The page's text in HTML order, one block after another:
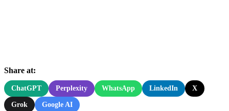
Share at:
ChatGPT Perplexity WhatsApp LinkedIn X
Grok Google AI